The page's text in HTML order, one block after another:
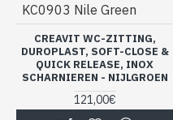
KC0903 Nile Green
CREAVIT WC-ZITTING,
DUROPLAST, SOFT-CLOSE &
QUICK RELEASE, INOX
SCHARNIEREN - NIJLGROEN
121,00€